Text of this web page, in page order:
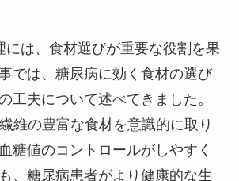
には、食材選びが重要な役割を果
では、糖尿病に効く食材の選び
工夫について述べてきました。
維の豊富な食材を意識的に取り
糖値のコントロールがしやすく
、糖尿病患者がより健康的な生